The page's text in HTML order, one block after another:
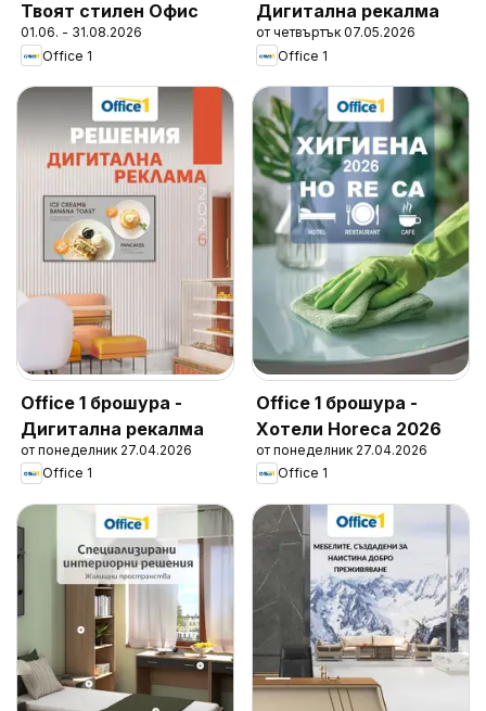
Твоят стилен Офис
01.06. - 31.08.2026
Office 1
Дигитална рекалма
от четвъртък 07.05.2026
Office 1
Office 1 брошура -
Дигитална рекалма
от понеделник 27.04.2026
Office 1
Office 1 брошура -
Хотели Horeca 2026
от понеделник 27.04.2026
Office 1